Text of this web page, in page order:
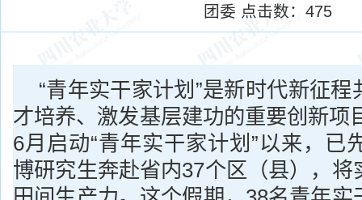
团委 点击数： 475
“青年实干家计划”是新时代新征
才培养、激发基层建功的重要创新项
6月启动“青年实干家计划”以来，已
博研究生奔赴省内37个区（县），将